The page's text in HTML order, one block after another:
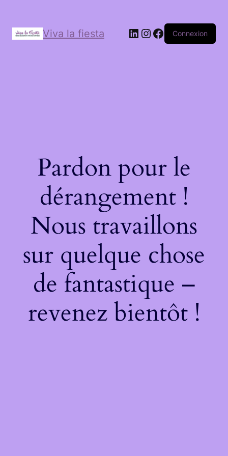
Viva la fiesta Connexion
Pardon pour le
dérangement !
Nous travaillons
sur quelque chose
de fantastique –
revenez bientôt !